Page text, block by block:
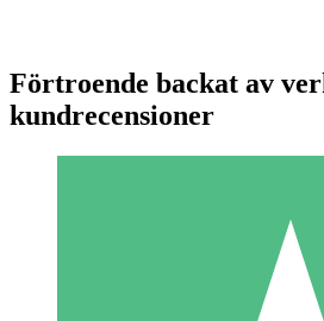
Individuella
Förtroende backat av
kundrecensioner